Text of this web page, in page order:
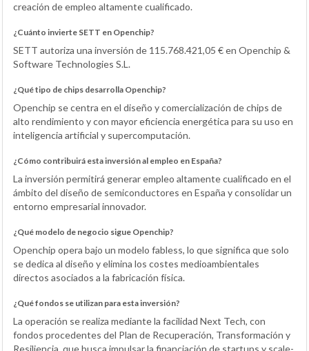
creación de empleo altamente cualificado.
¿Cuánto invierte SETT en Openchip?
SETT autoriza una inversión de 115.768.421,05 € en Openchip &
Software Technologies S.L.
¿Qué tipo de chips desarrolla Openchip?
Openchip se centra en el diseño y comercialización de chips de
alto rendimiento y con mayor eficiencia energética para su uso en
inteligencia artificial y supercomputación.
¿Cómo contribuirá esta inversión al empleo en España?
La inversión permitirá generar empleo altamente cualificado en el
ámbito del diseño de semiconductores en España y consolidar un
entorno empresarial innovador.
¿Qué modelo de negocio sigue Openchip?
Openchip opera bajo un modelo fabless, lo que significa que solo
se dedica al diseño y elimina los costes medioambientales
directos asociados a la fabricación física.
¿Qué fondos se utilizan para esta inversión?
La operación se realiza mediante la facilidad Next Tech, con
fondos procedentes del Plan de Recuperación, Transformación y